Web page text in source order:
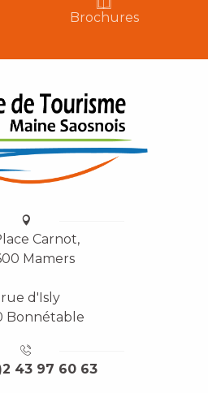
Brochures
Carnot,
Mamers
rue d'Isly
Bonnétable
43 97 60 63